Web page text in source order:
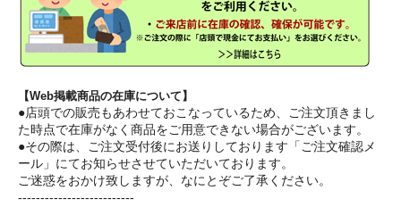
【Web掲載商品の在庫について】
●店頭での販売もあわせておこなっているため、ご注文頂きまし
た時点で在庫がなく商品をご用意できない場合がございます。
●その際は、ご注文受付後にお送りしております「ご注文確認メ
ール」にてお知らせさせていただいております。
ご迷惑をおかけ致しますが、なにとぞご了承ください。
--------------------------